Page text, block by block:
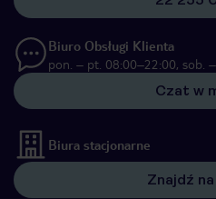
Biuro Obsługi Klienta
pon. – pt. 08:00–22:00, sob.
Czat w
Biura stacjonarne
Znajdź